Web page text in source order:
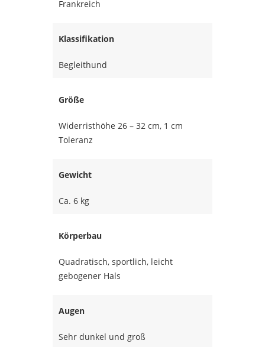
Frankreich
Klassifikation
Begleithund
Größe
Widerristhöhe 26 – 32 cm, 1 cm
Toleranz
Gewicht
Ca. 6 kg
Körperbau
Quadratisch, sportlich, leicht
gebogener Hals
Augen
Sehr dunkel und groß